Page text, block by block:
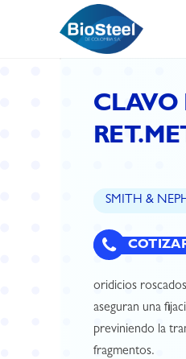
CLAVO
SMITH &
oridicios
aseguran una
previniendo la
fragmentos.